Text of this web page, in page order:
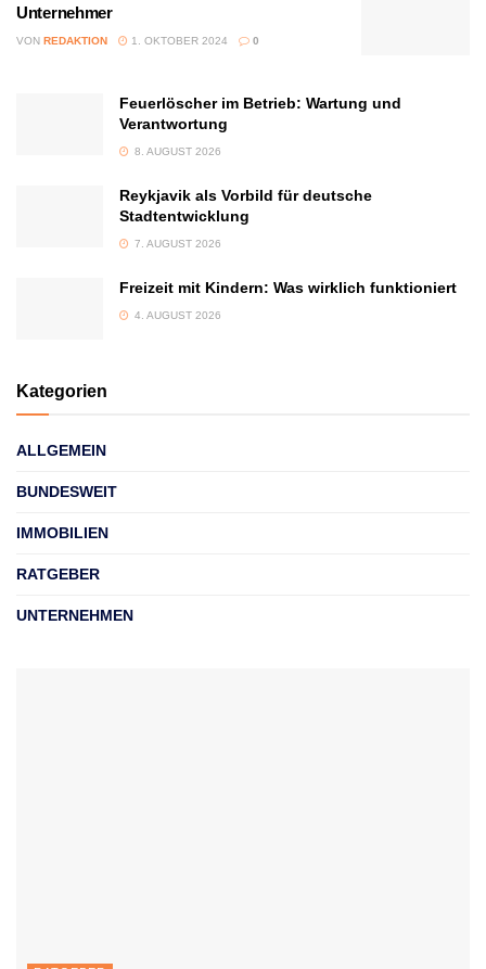
Unternehmer
VON REDAKTION 1. OKTOBER 2024 0
Feuerlöscher im Betrieb: Wartung und
Verantwortung
8. AUGUST 2026
Reykjavik als Vorbild für deutsche
Stadtentwicklung
7. AUGUST 2026
Freizeit mit Kindern: Was wirklich funktioniert
4. AUGUST 2026
Kategorien
ALLGEMEIN
BUNDESWEIT
IMMOBILIEN
RATGEBER
UNTERNEHMEN